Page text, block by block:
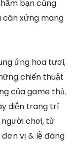
bạn cũng
xứng mang
ứng hoa tươi,
chiến thuật
của game thủ.
diễn trang trí
chơi, từ
vị & lễ đáng